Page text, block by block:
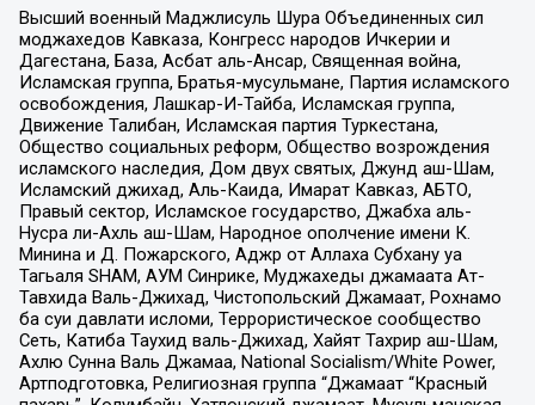
Высший военный Маджлисуль Шура Объединенных сил
моджахедов Кавказа, Конгресс народов Ичкерии и
Дагестана, База, Асбат аль-Ансар, Священная война,
Исламская группа, Братья-мусульмане, Партия исламского
освобождения, Лашкар-И-Тайба, Исламская группа,
Движение Талибан, Исламская партия Туркестана,
Общество социальных реформ, Общество возрождения
исламского наследия, Дом двух святых, Джунд аш-Шам,
Исламский джихад, Аль-Каида, Имарат Кавказ, АБТО,
Правый сектор, Исламское государство, Джабха аль-
Нусра ли-Ахль аш-Шам, Народное ополчение имени К.
Минина и Д. Пожарского, Аджр от Аллаха Субхану уа
Тагьаля SHAM, АУМ Синрике, Муджахеды джамаата Ат-
Тавхида Валь-Джихад, Чистопольский Джамаат, Рохнамо
ба суи давлати исломи, Террористическое сообщество
Сеть, Катиба Таухид валь-Джихад, Хайят Тахрир аш-Шам,
Ахлю Сунна Валь Джамаа, National Socialism/White Power,
Артподготовка, Религиозная группа “Джамаат “Красный